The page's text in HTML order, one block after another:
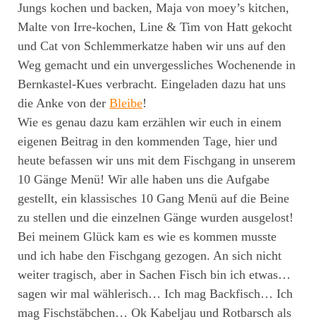
Jungs kochen und backen, Maja von moey’s kitchen,
Malte von Irre-kochen, Line & Tim von Hatt gekocht
und Cat von Schlemmerkatze haben wir uns auf den
Weg gemacht und ein unvergessliches Wochenende in
Bernkastel-Kues verbracht. Eingeladen dazu hat uns
die Anke von der Bleibe!
Wie es genau dazu kam erzählen wir euch in einem
eigenen Beitrag in den kommenden Tage, hier und
heute befassen wir uns mit dem Fischgang in unserem
10 Gänge Menü! Wir alle haben uns die Aufgabe
gestellt, ein klassisches 10 Gang Menü auf die Beine
zu stellen und die einzelnen Gänge wurden ausgelost!
Bei meinem Glück kam es wie es kommen musste
und ich habe den Fischgang gezogen. An sich nicht
weiter tragisch, aber in Sachen Fisch bin ich etwas…
sagen wir mal wählerisch… Ich mag Backfisch… Ich
mag Fischstäbchen… Ok Kabeljau und Rotbarsch als